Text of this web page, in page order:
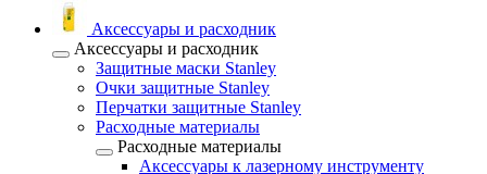
Аксессуары и расходник
Аксессуары и расходник
Защитные маски Stanley
Очки защитные Stanley
Перчатки защитные Stanley
Расходные материалы
Расходные материалы
Аксессуары к лазерному инструменту